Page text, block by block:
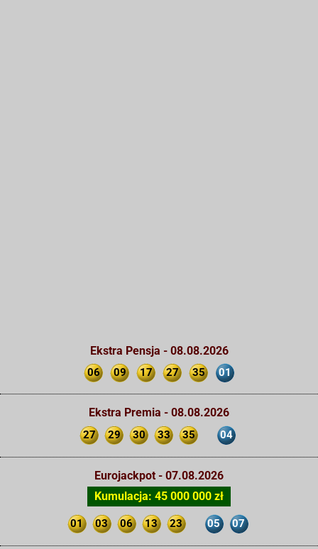
Ekstra Pensja - 08.08.2026
06 09 17 27 35 01
Ekstra Premia - 08.08.2026
27 29 30 33 35 04
Eurojackpot - 07.08.2026
Kumulacja: 45 000 000 zł
01 03 06 13 23 05 07